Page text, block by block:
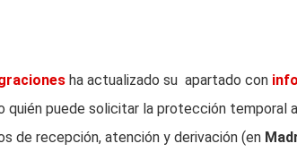
ha actualizado su apartado con
quién puede solicitar la protección temporal
de recepción, atención y derivación (en